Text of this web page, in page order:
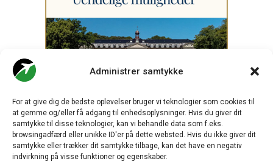
Administrer samtykke
For at give dig de bedste oplevelser bruger vi teknologier som cookies til
at gemme og/eller få adgang til enhedsoplysninger. Hvis du giver dit
samtykke til disse teknologier, kan vi behandle data som f.eks.
browsingadfærd eller unikke ID'er på dette websted. Hvis du ikke giver dit
samtykke eller trækker dit samtykke tilbage, kan det have en negativ
indvirkning på visse funktioner og egenskaber.